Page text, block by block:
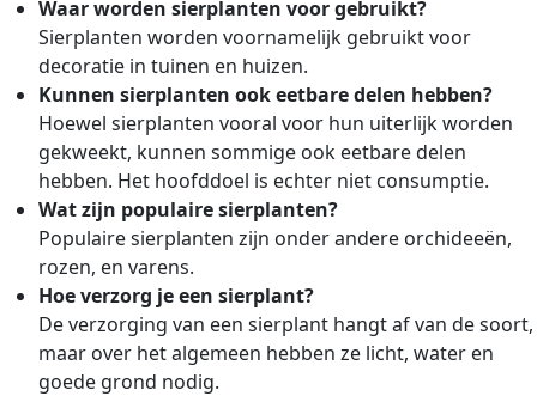
Waar worden sierplanten voor gebruikt?
Sierplanten worden voornamelijk gebruikt voor
decoratie in tuinen en huizen.
Kunnen sierplanten ook eetbare delen hebben?
Hoewel sierplanten vooral voor hun uiterlijk worden
gekweekt, kunnen sommige ook eetbare delen
hebben. Het hoofddoel is echter niet consumptie.
Wat zijn populaire sierplanten?
Populaire sierplanten zijn onder andere orchideeën,
rozen, en varens.
Hoe verzorg je een sierplant?
De verzorging van een sierplant hangt af van de soort,
maar over het algemeen hebben ze licht, water en
goede grond nodig.